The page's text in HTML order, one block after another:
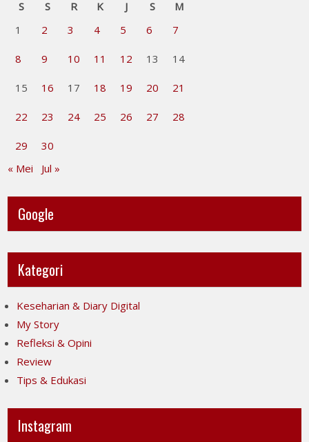
S
S R K J S
M
1
2 3 4 5 6 7
8 9 10 11 12 13 14
15 16 17 18 19 20 21
22 23 24 25 26 27 28
29
30
« Mei
Jul »
Google
Kategori
Keseharian & Diary Digital
My Story
Refleksi & Opini
Review
Tips & Edukasi
Instagram